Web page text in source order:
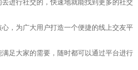
，为广大用户打造一个便捷的线上交友平
足大家的需要，随时都可以通过平台进行